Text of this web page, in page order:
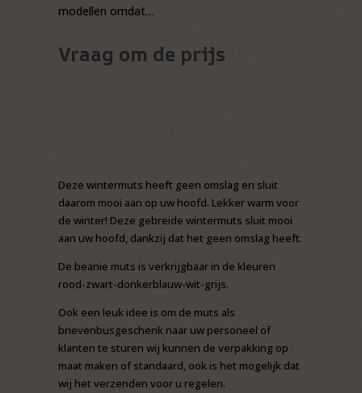
modellen omdat…
Vraag om de prijs
Deze wintermuts heeft geen omslag en sluit
daarom mooi aan op uw hoofd. Lekker warm voor
de winter! Deze gebreide wintermuts sluit mooi
aan uw hoofd, dankzij dat het geen omslag heeft.
De beanie muts is verkrijgbaar in de kleuren
rood-zwart-donkerblauw-wit-grijs.
Ook een leuk idee is om de muts als
brievenbusgeschenk naar uw personeel of
klanten te sturen wij kunnen de verpakking op
maat maken of standaard, ook is het mogelijk dat
wij het verzenden voor u regelen.